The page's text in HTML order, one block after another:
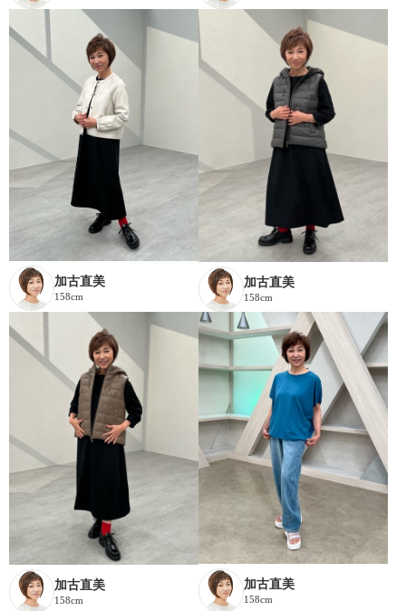
加古直美
158cm
加古直美
158cm
加古直美
158cm
加古直美
158cm